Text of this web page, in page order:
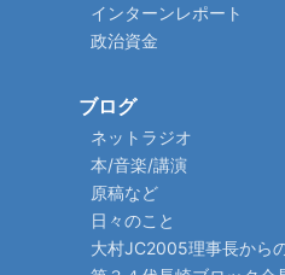
インターンレポート
政治資金
ブログ
ネットラジオ
本/音楽/講演
原稿など
日々のこと
大村JC2005理事長から